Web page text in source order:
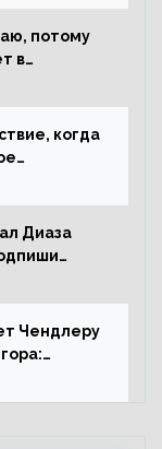
потому
в
Стерлинг
когда
Диаза
Чендлеру
умеет